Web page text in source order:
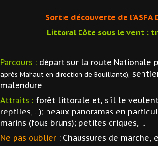
Sortie découverte de l'ASFA
Littoral Côte sous le vent :
Parcours : départ sur la route Nationale
après Mahaut en direction de Bouillante),
malendure
Attraits : forêt littorale et, s'il le veulent
reptiles, ...); beaux panoramas en
marins (fous bruns); petites criques, ...
Ne pas oublier : Chaussures de marche,